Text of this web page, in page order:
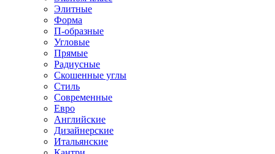
Элитные
Форма
П-образные
Угловые
Прямые
Радиусные
Скошенные углы
Стиль
Современные
Евро
Английские
Дизайнерские
Итальянские